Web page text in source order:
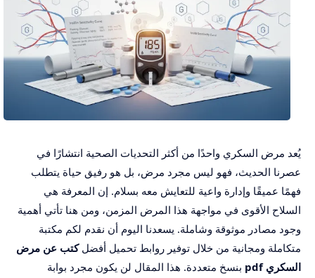
يُعد مرض السكري واحدًا من أكثر التحديات الصحية انتشارًا في
عصرنا الحديث، فهو ليس مجرد مرض، بل هو رفيق حياة يتطلب
فهمًا عميقًا وإدارة واعية للتعايش معه بسلام. إن المعرفة هي
السلاح الأقوى في مواجهة هذا المرض المزمن، ومن هنا تأتي أهمية
وجود مصادر موثوقة وشاملة. يسعدنا اليوم أن نقدم لكم مكتبة
متكاملة ومجانية من خلال توفير روابط تحميل أفضلكتب عن مرض
السكري pdf
بنسخ متعددة. هذا المقال لن يكون مجرد بوابة